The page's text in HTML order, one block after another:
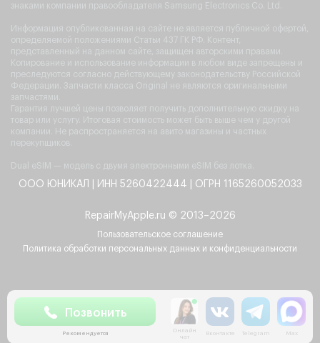
знаками компании правообладателя Samsung Electronics Co. Ltd.
Информация опубликованная на сайте не является публичной офертой,
определяемой положениями Статьи 437 ГК РФ. Контент,
представленный на данном сайте, защищен авторскими правами.
Копирование и использование информации в любом виде запрещены и
преследуются согласно действующему законодательству Российской
Федерации. Запчасти класса Original не являются оригинальными
запчастями.
Гарантия лучшей цены позволяет получить дополнительную скидку на
товар или услугу. Итоговая стоимость может быть выше чем у другой
компании. Не распространяется на авито магазины и частных
перекупщиков.
Dual eSIM — модель с двумя электронными eSIM без лотка.
ООО ЮНИКАЛ | ИНН 5260422444 | ОГРН 1165260052033
RepairMyApple.ru © 2013–2026
Пользовательское соглашение
Политика обработки персональных данных и конфиденциальности
Позвонить
Рекомендуется